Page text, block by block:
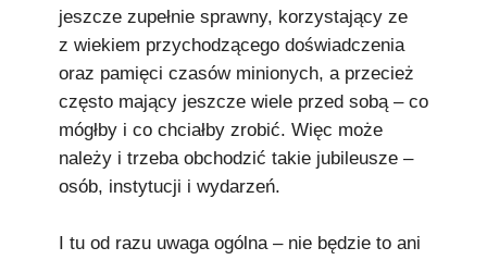
Wszelkie prawa zastrzeżone
jeszcze zupełnie sprawny, korzystający ze
z wiekiem przychodzącego doświadczenia
oraz pamięci czasów minionych, a przecież
często mający jeszcze wiele przed sobą – co
mógłby i co chciałby zrobić. Więc może
należy i trzeba obchodzić takie jubileusze –
osób, instytucji i wydarzeń.
I tu od razu uwaga ogólna – nie będzie to ani